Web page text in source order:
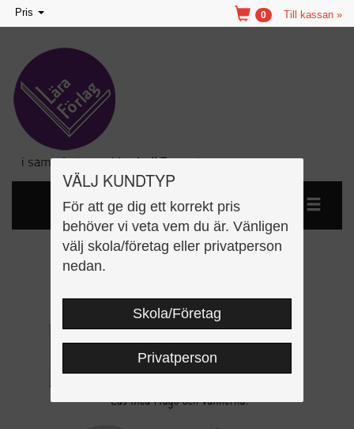
VÄLJ KUNDTYP
För att ge dig ett korrekt pris
behöver vi veta vem du är. Vänligen
välj skola/företag eller privatperson
nedan.
Skola/Företag
Privatperson
Toggle
navigation
Pris Till kassan »
0
Hugo och vännerna -
Handledning